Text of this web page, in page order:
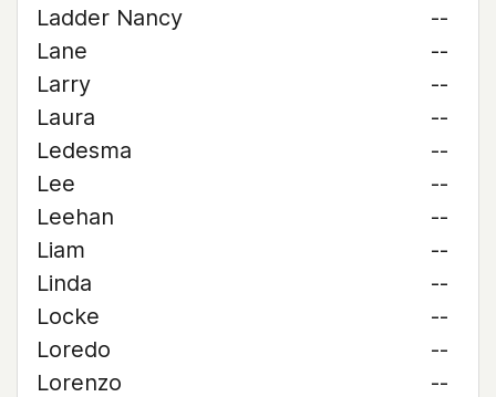
Ladder Nancy
--
Lane
--
Larry
--
Laura
--
Ledesma
--
Lee
--
Leehan
--
Liam
--
Linda
--
Locke
--
Loredo
--
Lorenzo
--